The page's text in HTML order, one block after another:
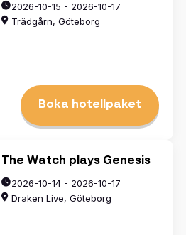
2026-10-15 - 2026-10-17
Trädgårn, Göteborg
Boka hotellpaket
The Watch plays Genesis
2026-10-14 - 2026-10-17
Draken Live, Göteborg